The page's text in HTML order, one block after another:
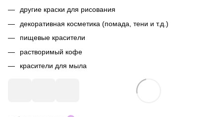
другие краски для рисования
декоративная косметика (помада, тени и т.д.)
пищевые красители
растворимый кофе
красители для мыла